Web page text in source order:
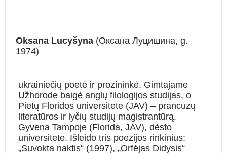
Oksana Lucyšyna (Оксана Луцишина, g.
1974)
ukrainiečių poetė ir prozininkė. Gimtajame
Užhorode baigė anglų filologijos studijas, o
Pietų Floridos universitete (JAV) – prancūzų
literatūros ir lyčių studijų magistrantūrą.
Gyvena Tampoje (Florida, JAV), dėsto
universitete. Išleido tris poezijos rinkinius:
„Suvokta naktis“ (1997), „Orfėjas Didysis“